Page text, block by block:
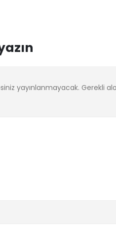
yayınlanmayacak. Gerekli